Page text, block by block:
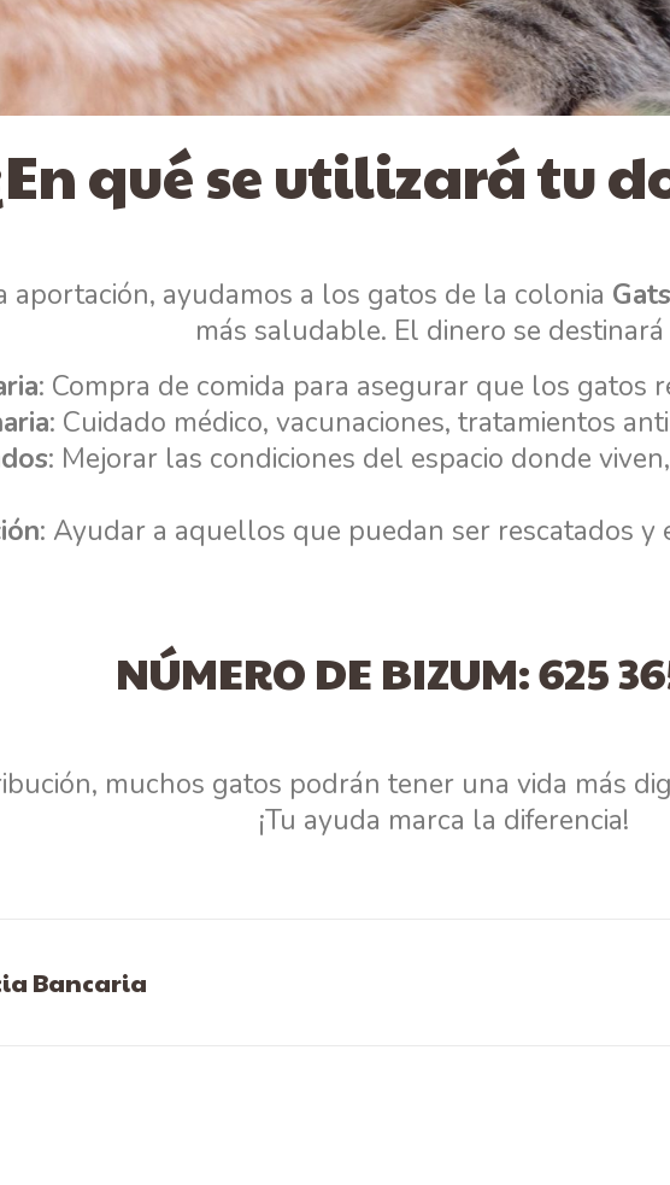
qué se utilizará tu
aportación, ayudamos a los gatos de la colonia
más saludable. El dinero se destinará
: Compra de comida para asegurar que los gatos
: Cuidado médico, vacunaciones, tratamientos
: Mejorar las condiciones del espacio donde
: Ayudar a aquellos que puedan ser rescatados
NÚMERO DE BIZUM: 625
muchos gatos podrán tener una vida más
¡Tu ayuda marca la diferencia!
Bancaria